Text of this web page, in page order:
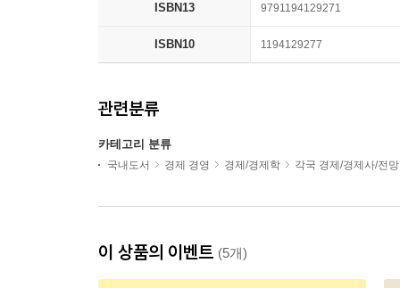
ISBN13 9791194129271
ISBN10 1194129277
관련분류
카테고리 분류
국내도서 경제 경영 경제/경제학 각국 경제/경제사/전망
이 상품의 이벤트 (5개)